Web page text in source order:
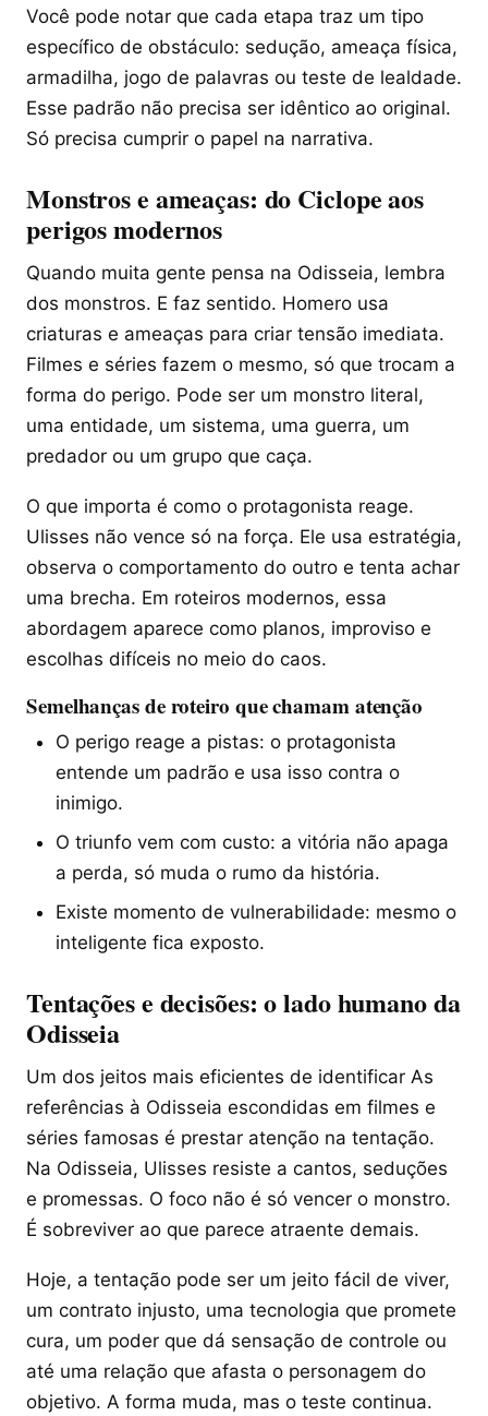
Você pode notar que cada etapa traz um tipo
específico de obstáculo: sedução, ameaça física,
armadilha, jogo de palavras ou teste de lealdade.
Esse padrão não precisa ser idêntico ao original.
Só precisa cumprir o papel na narrativa.
Monstros e ameaças: do Ciclope aos
perigos modernos
Quando muita gente pensa na Odisseia, lembra
dos monstros. E faz sentido. Homero usa
criaturas e ameaças para criar tensão imediata.
Filmes e séries fazem o mesmo, só que trocam a
forma do perigo. Pode ser um monstro literal,
uma entidade, um sistema, uma guerra, um
predador ou um grupo que caça.
O que importa é como o protagonista reage.
Ulisses não vence só na força. Ele usa estratégia,
observa o comportamento do outro e tenta achar
uma brecha. Em roteiros modernos, essa
abordagem aparece como planos, improviso e
escolhas difíceis no meio do caos.
Semelhanças de roteiro que chamam atenção
O perigo reage a pistas: o protagonista
entende um padrão e usa isso contra o
inimigo.
O triunfo vem com custo: a vitória não apaga
a perda, só muda o rumo da história.
Existe momento de vulnerabilidade: mesmo o
inteligente fica exposto.
Tentações e decisões: o lado humano da
Odisseia
Um dos jeitos mais eficientes de identificar As
referências à Odisseia escondidas em filmes e
séries famosas é prestar atenção na tentação.
Na Odisseia, Ulisses resiste a cantos, seduções
e promessas. O foco não é só vencer o monstro.
É sobreviver ao que parece atraente demais.
Hoje, a tentação pode ser um jeito fácil de viver,
um contrato injusto, uma tecnologia que promete
cura, um poder que dá sensação de controle ou
até uma relação que afasta o personagem do
objetivo. A forma muda, mas o teste continua.